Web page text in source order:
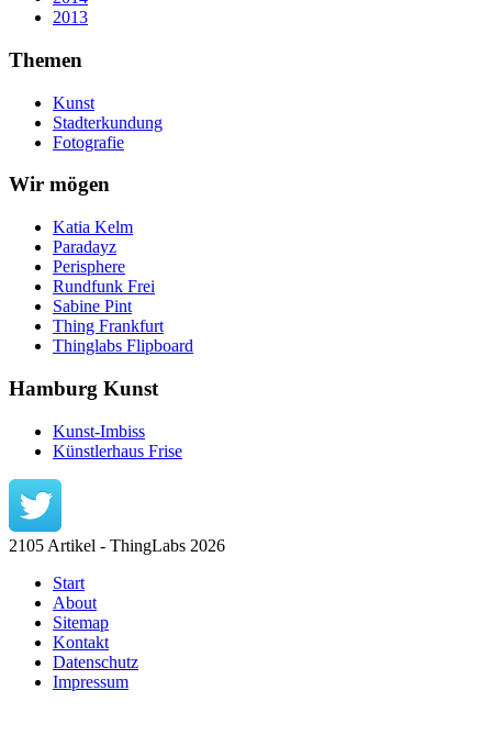
2013
Themen
Kunst
Stadterkundung
Fotografie
Wir mögen
Katia Kelm
Paradayz
Perisphere
Rundfunk Frei
Sabine Pint
Thing Frankfurt
Thinglabs Flipboard
Hamburg Kunst
Kunst-Imbiss
Künstlerhaus Frise
2105 Artikel - ThingLabs 2026
Start
About
Sitemap
Kontakt
Datenschutz
Impressum